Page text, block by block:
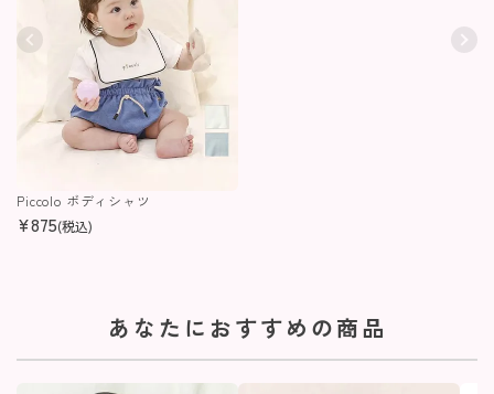
Piccolo ボディシャツ
¥875(税込)
あなたにおすすめの商品